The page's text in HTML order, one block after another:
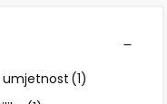
umjetnost (1)